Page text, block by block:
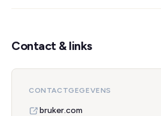
Contact & links
CONTACTGEGEVENS
bruker.com